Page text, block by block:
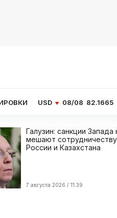
08/08 82.1665 EUR 08/08
Галузин: санкции Запада
мешают сотрудничеству
России и Казахстана
7 августа 2026 / 11:39